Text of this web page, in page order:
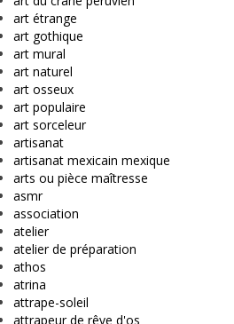
art étrange
art gothique
art mural
art naturel
art osseux
art populaire
art sorceleur
artisanat
artisanat mexicain mexique
arts ou pièce maîtresse
asmr
association
atelier
atelier de préparation
athos
atrina
attrape-soleil
attrapeur de rêve d'os